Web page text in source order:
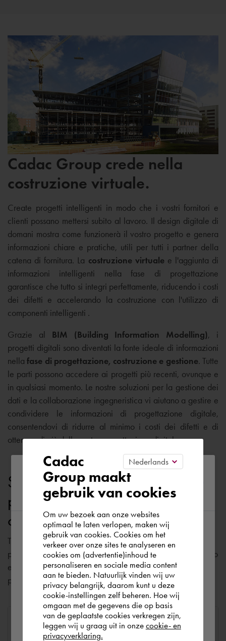
Cadac Group crede nella
costruzione virtuale.
Create progetti intelligenti in modo che i vostri fornitori e
clienti possano mettersi subito al lavoro. Il design digitale di
domani mostra come funzionerà il vostro progetto e genera
informazioni chiare e pratiche, utili per tutti i partner della
catena di fornitura. La costruzione virtualee l'aggiunta di
informazioni intelligenti nella fase di progettazione
garantisce che tutto si integri perfettamente, riducendo i costi
dei difetti e accelerando la costruzione con l'utilizzo di
componenti intelligenti .
Grazie al BIM (Building Information Modelling), i
progetti digitali sono diventati la fonte ideale di informazioni
nellafase di progettazione, costruzione e gestione. Tutte
le parti possono accedere ai progetti più recenti, ovunque e
in qualsiasi momento. Le nostre soluzioni per la gestione dei
dati e la collaborazione ingegneristica vi aiutano a gestire e
condividere le informazioni di progettazione digitale,
consentendovi di ridurre al minimo i costi dei difetti e di
ottenere di più dalla vostra progettazione digitale.
Soluzioni su misura per tutti i
partner della catena di
costruzione.
Tutti i dati inclusi nei modelli digitali durante le fasi di
progettazione, costruzione, gestione e manutenzione devono
essere disponibili a tutti i partner edili coinvolti. Questo ci
permette di lavorare (insieme) in modo ottimale.
Architetti Aziende di consulenza
Please confirm your current
region
According to us you are situated in Rest of
the world. Please confirm in which country
you wish to shop.
Italia Rest of the world
Cadac
Group maakt
gebruik van cookies
Om uw bezoek aan onze websites
optimaal te laten verlopen, maken wij
gebruik van cookies. Cookies om het
verkeer over onze sites te analyseren en
cookies om (advertentie)inhoud te
personaliseren en sociale media content
aan te bieden. Natuurlijk vinden wij uw
privacy belangrijk, daarom kunt u deze
cookie-instellingen zelf beheren. Hoe wij
omgaan met de gegevens die op basis
van de geplaatste cookies verkregen zijn,
leggen wij u graag uit in onze cookie- en
privacyverklaring.